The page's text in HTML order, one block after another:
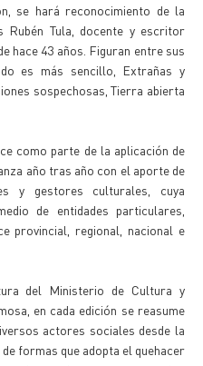
se hará reconocimiento de la
Tula, docente y escritor
hace 43 años. Figuran entre sus
es más sencillo, Extrañas y
sospechosas, Tierra abierta
como parte de la aplicación de
año tras año con el aporte de
y gestores culturales, cuya
de entidades particulares,
provincial, regional, nacional e
del Ministerio de Cultura y
en cada edición se reasume
actores sociales desde la
formas que adopta el quehacer